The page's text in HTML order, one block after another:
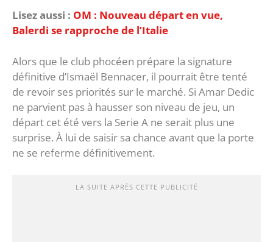
Lisez aussi : OM : Nouveau départ en vue,
Balerdi se rapproche de l’Italie
Alors que le club phocéen prépare la signature
définitive d’Ismaël Bennacer, il pourrait être tenté
de revoir ses priorités sur le marché. Si Amar Dedic
ne parvient pas à hausser son niveau de jeu, un
départ cet été vers la Serie A ne serait plus une
surprise. À lui de saisir sa chance avant que la porte
ne se referme définitivement.
LA SUITE APRÈS CETTE PUBLICITÉ